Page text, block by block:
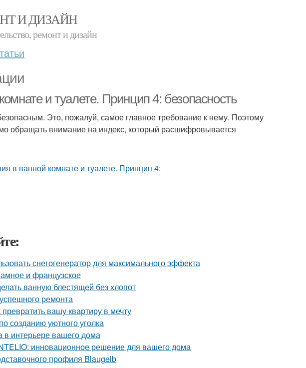
И ДИЗАЙН
ремонт и дизайн
и туалете. Принцип 4: безопасность
Это, пожалуй, самое главное требование к нему. Поэтому
обращать внимание на индекс, который расшифровывается
снегогенератор для максимального эффекта
и французское
ванную блестящей без хлопот
ремонта
вашу квартиру в мечту
созданию уютного уголка
в интерьере вашего дома
инновационное решение для вашего дома
профиля Blaugelb